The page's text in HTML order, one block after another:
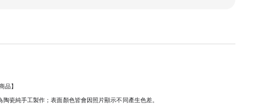
品】
陶瓷純手工製作；表面顏色皆會因照片顯示不同產生色差。